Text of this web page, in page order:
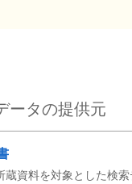
ータの提供元
資料を対象とした検